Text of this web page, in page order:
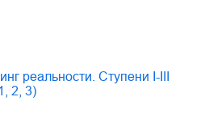
реальности. Ступени I-III
2, 3)